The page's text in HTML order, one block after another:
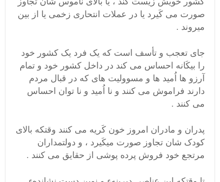
صورت می کَیرد یا در عملات انتحاری زخمی یا از بین
میروند .
جای تعجب و تأسف است که یک فرد یک کشور خود
را بیکَانه احساس می کند در داخل کشور خود و تمام
آرزو ها اُمید ها و مسوولیت های که در قبال مردم
دارند فراموش می کنند و نا اُمید و نا توان احساس
می کنند .
پدران و مادران امروز خون کَریه می کنند وقتکه بالای
کودک شان تجاوز صورت میکَیرد ، و دولتمداران
مرتجع خود فروش پرده پوشی از حقایق می کنند .